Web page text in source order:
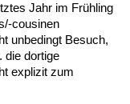
Jahr im Frühling
cousinen
unbedingt Besuch,
die dortige
explizit zum